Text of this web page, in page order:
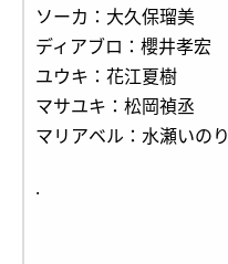
ソーカ：大久保瑠美
ディアブロ：櫻井孝宏
ユウキ：花江夏樹
マサユキ：松岡禎丞
マリアベル：水瀬いのり
.